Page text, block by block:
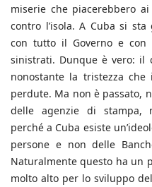
miserie che piacerebbero
contro l’isola. A Cuba si
con tutto il Governo e
sinistrati. Dunque è vero: il
nonostante la tristezza
perdute. Ma non è passato,
delle agenzie di stampa,
perché a Cuba esiste
persone e non delle
Naturalmente questo ha un
molto alto per lo sviluppo